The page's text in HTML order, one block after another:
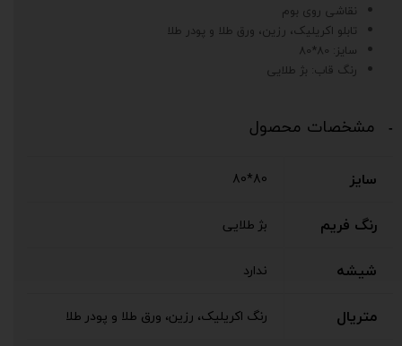
نقاشی روی بوم
تابلو اکریلیک، رزین، ورق طلا و پودر طلا
سایز: 80*80
رنگ قاب: بژ طلایی
مشخصات محصول
سایز 80*80
رنگ فریم بژ طلایی
شیشه ندارد
متریال رنگ اکریلیک، رزین، ورق طلا و پودر طلا